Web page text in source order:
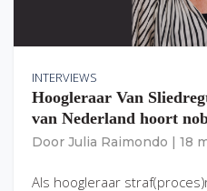
INTERVIEWS
Hoogleraar Van
van Nederland hoort
Door Julia Raimondo 18
Als hoogleraar